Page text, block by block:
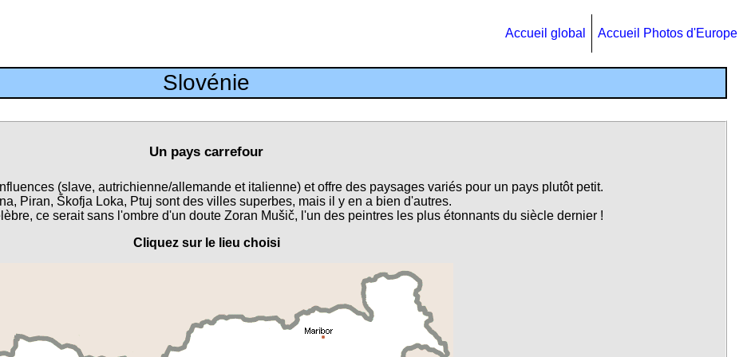
Accueil global Accueil Photos d'Europe
Slovénie
Un pays carrefour
(slave, autrichienne/allemande et italienne) et offre des paysages variés pour un pays plutôt petit.
Piran, Škofja Loka, Ptuj sont des villes superbes, mais il y en a bien d'autres.
ce serait sans l'ombre d'un doute Zoran Mušič, l'un des peintres les plus étonnants du siècle dernier !
Cliquez sur le lieu choisi